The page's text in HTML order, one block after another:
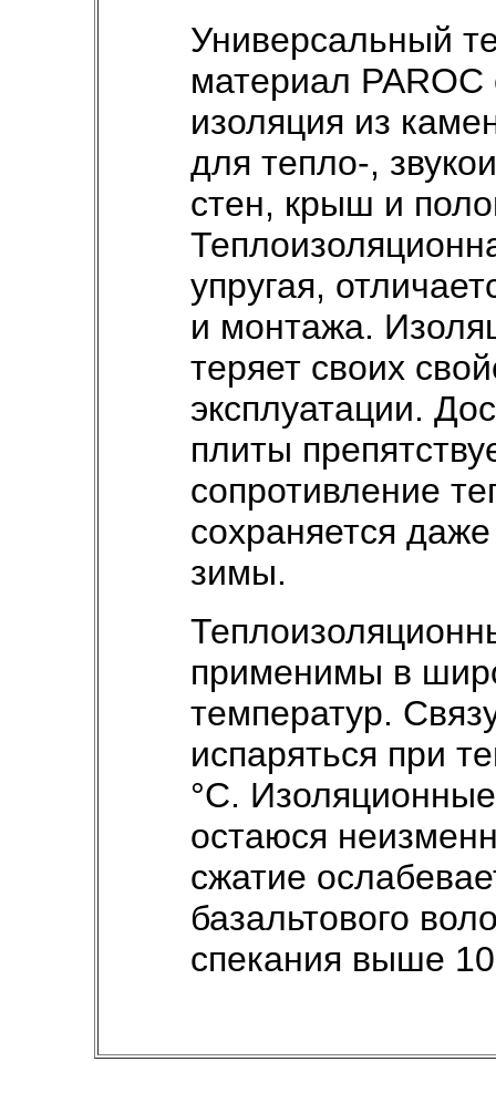
Универсальный
материал
изоляция из
для тепло-,
стен, крыш и
упругая,
и монтажа.
теряет своих
эксплуатации.
плиты
сопротивление
сохраняется
зимы.
применимы в
температур.
испаряться при
°C.
остаюся
сжатие
базальтового
спекания выше